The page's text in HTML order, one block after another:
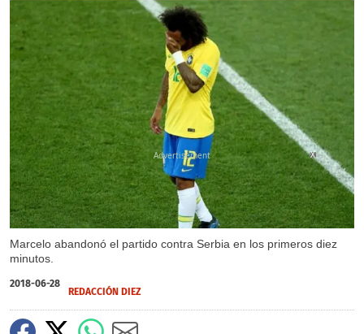
Marcelo abandonó el partido contra Serbia en los primeros diez
minutos.
X
2018-06-28
REDACCIÓN DIEZ